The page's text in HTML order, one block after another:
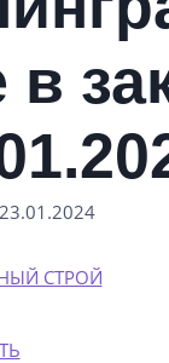
в
23.01.2024
СТРОЙ